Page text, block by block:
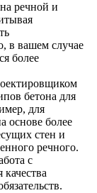
речной и
в вашем случае
более
бетона для
для
основе более
стен и
речного.
с